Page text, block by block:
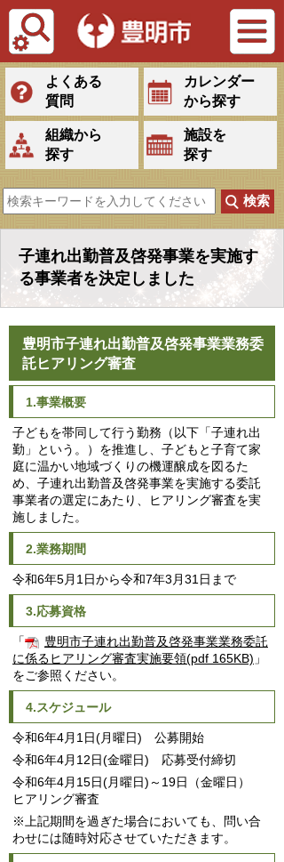
Tiếng Việt
よくある
質問
カレンダー
から探す
組織から
探す
施設を
探す
子連れ出勤普及啓発事業を実施す
る事業者を決定しました
豊明市子連れ出勤普及啓発事業業務委
託ヒアリング審査
1.事業概要
子どもを帯同して行う勤務（以下「子連れ出
勤」という。）を推進し、子どもと子育て家
庭に温かい地域づくりの機運醸成を図るた
め、子連れ出勤普及啓発事業を実施する委託
事業者の選定にあたり
、ヒアリング審査を実
施しました。
2.業務期間
令和6年5月1日から令和7年3月31日まで
3.応募資格
「
豊明市子連れ出勤普及啓発事業業務委託
に係るヒアリング審査実施要領(pdf 165KB) 」
をご参照ください。
4.スケジュール
令和6年4月1日(月曜日) 公募開始
令和6年4月12日(金曜日) 応募受付締切
令和6年4月15日(月曜日)～19日（金曜日）
ヒアリング審査
※上記期間を過ぎた場合においても、問い合
わせには随時対応させていただきます。